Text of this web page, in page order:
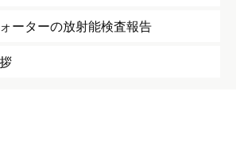
ーターの放射能検査報告